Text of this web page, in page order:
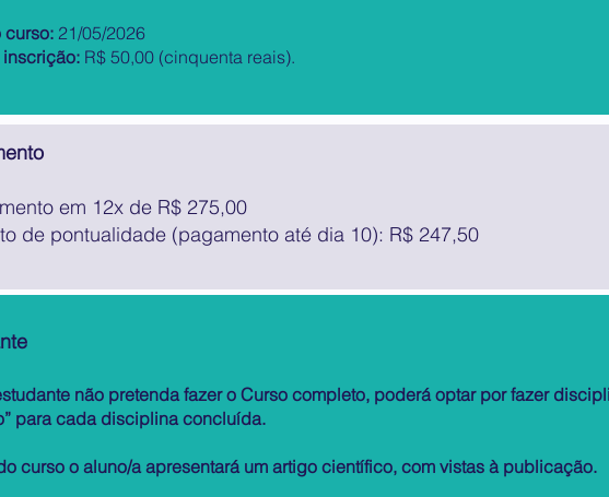
curso:21/05/2026
R$ 50,00 (cinquenta reais).
em 12x de R$ 275,00
de pontualidade (pagamento até dia 10): R$ 247,50
não pretenda fazer o Curso completo, poderá optar por fazer
para cada disciplina concluída.
curso o aluno/a apresentará um artigo científico, com vistas à publicação.